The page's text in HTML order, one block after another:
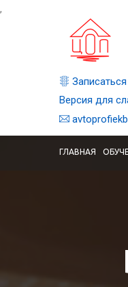
,
Версия для
ГЛАВНАЯ